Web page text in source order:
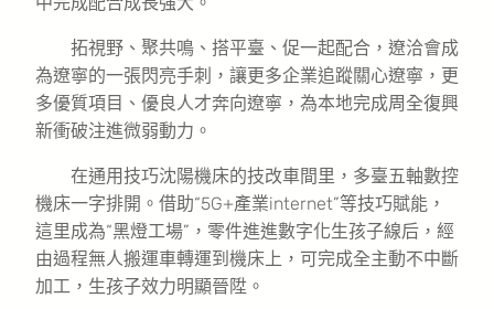
拓視野、聚共鳴、搭平臺、促一起配合，遼洽會成
為遼寧的一張閃亮手刺，讓更多企業追蹤關心遼寧，更
多優質項目、優良人才奔向遼寧，為本地完成周全復興
新衝破注進微弱動力。
在通用技巧沈陽機床的技改車間里，多臺五軸數控
機床一字排開。借助“5G+產業internet”等技巧賦能，
這里成為“黑燈工場”，零件進進數字化生孩子線后，經
由過程無人搬運車轉運到機床上，可完成全主動不中斷
加工，生孩子效力明顯晉陞。